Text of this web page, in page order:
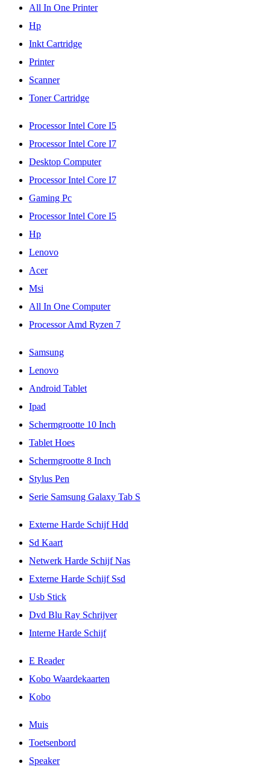
All In One Printer
Hp
Inkt Cartridge
Printer
Scanner
Toner Cartridge
Processor Intel Core I5
Processor Intel Core I7
Desktop Computer
Processor Intel Core I7
Gaming Pc
Processor Intel Core I5
Hp
Lenovo
Acer
Msi
All In One Computer
Processor Amd Ryzen 7
Samsung
Lenovo
Android Tablet
Ipad
Schermgrootte 10 Inch
Tablet Hoes
Schermgrootte 8 Inch
Stylus Pen
Serie Samsung Galaxy Tab S
Externe Harde Schijf Hdd
Sd Kaart
Netwerk Harde Schijf Nas
Externe Harde Schijf Ssd
Usb Stick
Dvd Blu Ray Schrijver
Interne Harde Schijf
E Reader
Kobo Waardekaarten
Kobo
Muis
Toetsenbord
Speaker